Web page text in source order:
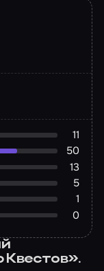
11
50
13
5
1
0